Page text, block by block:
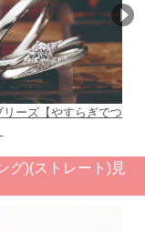
リーズ【やすらぎでつ
グ)(ストレート)見